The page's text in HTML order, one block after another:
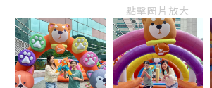
點擊圖片放大